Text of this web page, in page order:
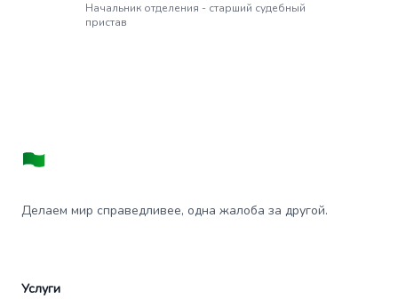
Начальник отделения - старший судебный
пристав
Делаем мир справедливее, одна жалоба за другой.
Услуги